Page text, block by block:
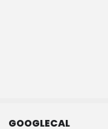
GOOGLECAL